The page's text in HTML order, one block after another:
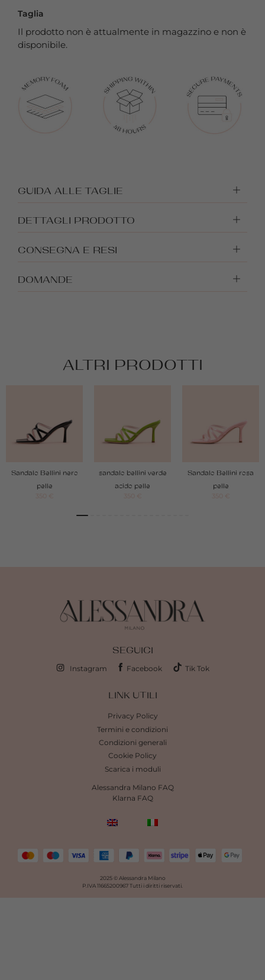
Taglia
Il prodotto non è attualmente in magazzino e non è
disponibile.
GUIDA ALLE TAGLIE
DETTAGLI PRODOTTO
CONSEGNA E RESI
DOMANDE
ALTRI PRODOTTI
Sandalo Bellini nero
pelle
sandalo bellini verde
acido pelle
Sandalo Bellini rosa
pelle
SEGUICI
Instagram Facebook Tik Tok
LINK UTILI
Privacy Policy
Termini e condizioni
Condizioni generali
Cookie Policy
Scarica i moduli
Alessandra Milano FAQ
Klarna FAQ
2025 © Alessandra Milano
P.IVA 11665200967Tutti i diritti riservati.